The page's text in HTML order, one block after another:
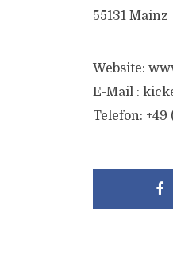
55131 Mainz
Website:
E-Mail :
Telefon: +49